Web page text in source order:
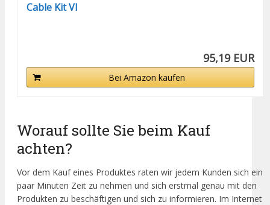
Cable Kit VI
95,19 EUR
Bei Amazon kaufen
Worauf sollte Sie beim Kauf
achten?
Vor dem Kauf eines Produktes raten wir jedem Kunden sich ein
paar Minuten Zeit zu nehmen und sich erstmal genau mit den
Produkten zu beschäftigen und sich zu informieren. Im Internet